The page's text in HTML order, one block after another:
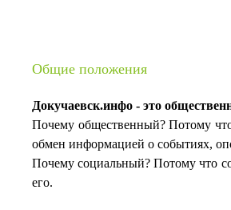
Общие положения
Докучаевск.инфо - это
Почему общественный? Потому
обмен информацией о событиях,
Почему социальный? Потому что
его.